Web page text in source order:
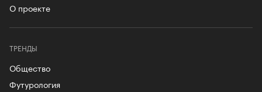
О проекте
ТРЕНДЫ
Общество
Футурология